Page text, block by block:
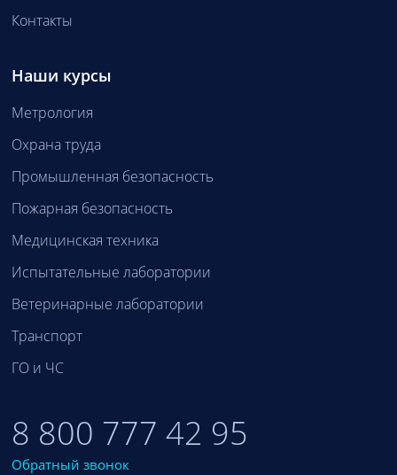
Контакты
Наши курсы
Метрология
Охрана труда
Промышленная безопасность
Пожарная безопасность
Медицинская техника
Испытательные лаборатории
Ветеринарные лаборатории
Транспорт
ГО и ЧС
8 800 777 42 95
Обратный звонок